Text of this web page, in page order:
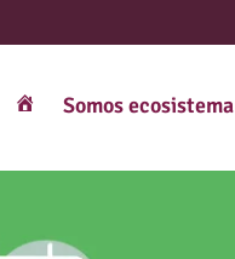
Interexistencia
Somos ecosistema